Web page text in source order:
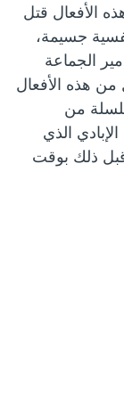
الأفعال قتل
جسيمة،
الجماعة
هذه الأفعال
من
الذي
7 أكتوبر 2023 وحتى قبل ذلك بوقت